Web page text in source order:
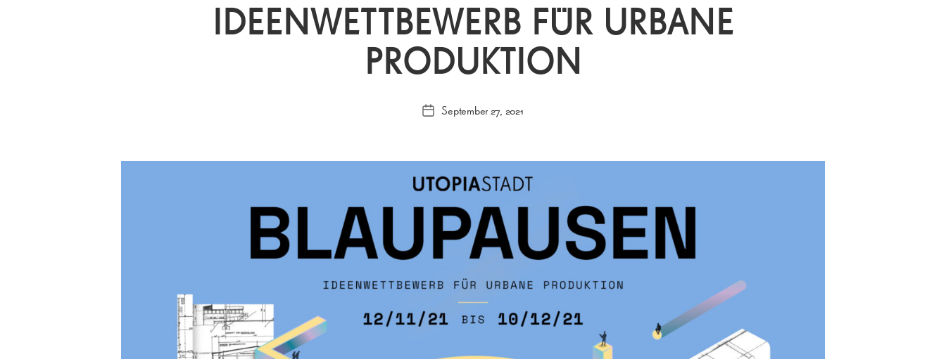
IDEENWETTBEWERB FÜR URBANE
PRODUKTION
Veröffentlichungsdatum
September 27, 2021